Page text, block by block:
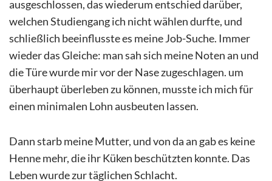
ausgeschlossen, das wiederum entschied darüber,
welchen Studiengang ich nicht wählen durfte, und
schließlich beeinflusste es meine Job-Suche. Immer
wieder das Gleiche: man sah sich meine Noten an und
die Türe wurde mir vor der Nase zugeschlagen. um
überhaupt überleben zu können, musste ich mich für
einen minimalen Lohn ausbeuten lassen.
Dann starb meine Mutter, und von da an gab es keine
Henne mehr, die ihr Küken beschützten konnte. Das
Leben wurde zur täglichen Schlacht.